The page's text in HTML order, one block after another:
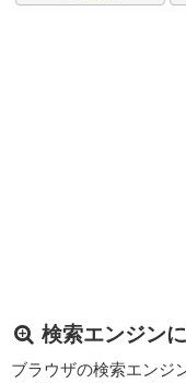
検索エンジン
ブラウザの検索エンジ